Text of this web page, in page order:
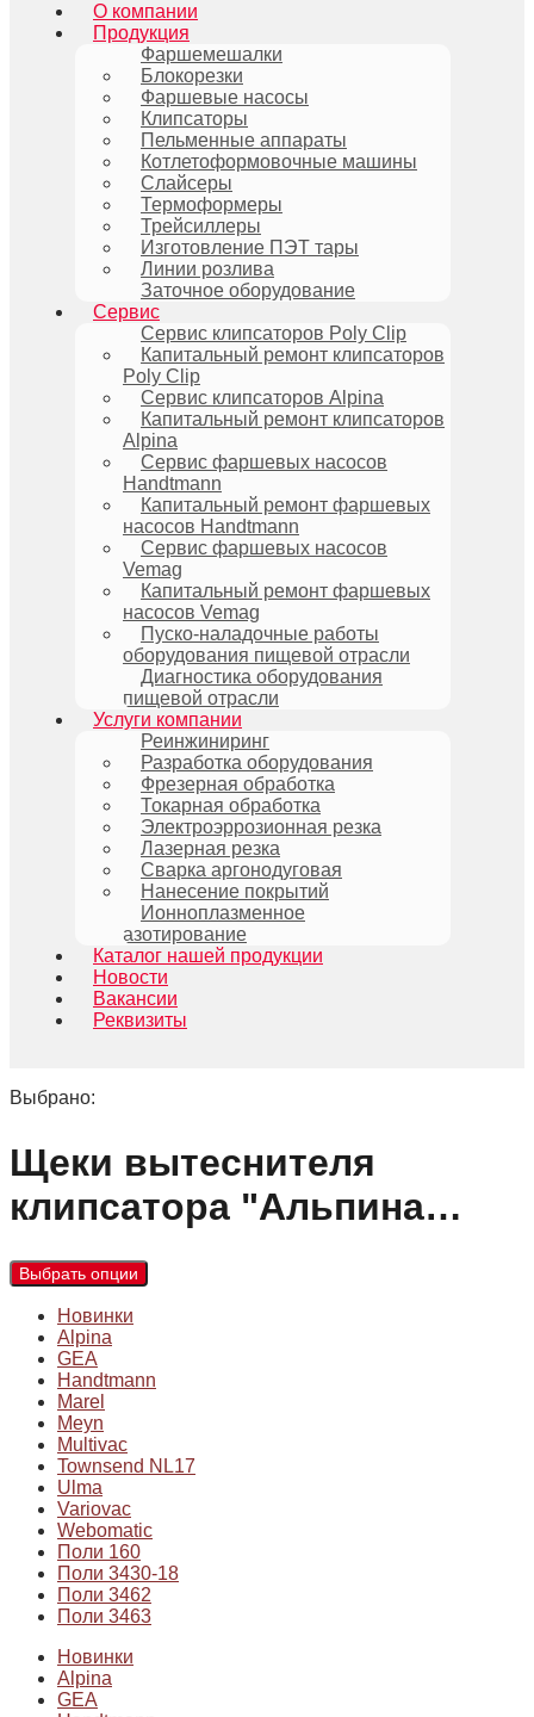
О компании
Продукция
Фаршемешалки
Блокорезки
Фаршевые насосы
Клипсаторы
Пельменные аппараты
Котлетоформовочные машины
Слайсеры
Термоформеры
Трейсиллеры
Изготовление ПЭТ тары
Линии розлива
Заточное оборудование
Сервис
Сервис клипсаторов Poly Clip
Капитальный ремонт клипсаторов
Poly Clip
Сервис клипсаторов Alpina
Капитальный ремонт клипсаторов
Alpina
Сервис фаршевых насосов
Handtmann
Капитальный ремонт фаршевых
насосов Handtmann
Сервис фаршевых насосов
Vemag
Капитальный ремонт фаршевых
насосов Vemag
Пуско-наладочные работы
оборудования пищевой отрасли
Диагностика оборудования
пищевой отрасли
Услуги компании
Реинжиниринг
Разработка оборудования
Фрезерная обработка
Токарная обработка
Электроэррозионная резка
Лазерная резка
Сварка аргонодуговая
Нанесение покрытий
Ионноплазменное
азотирование
Каталог нашей продукции
Новости
Вакансии
Реквизиты
Выбрано:
Щеки вытеснителя
клипсатора "Альпина…
Выбрать опции
Новинки
Alpina
GEA
Handtmann
Marel
Meyn
Multivac
Townsend NL17
Ulma
Variovac
Webomatic
Поли 160
Поли 3430-18
Поли 3462
Поли 3463
Новинки
Alpina
GEA